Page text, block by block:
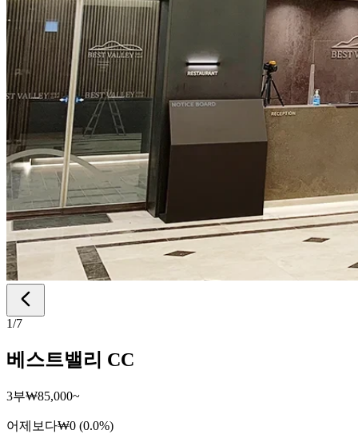
1/7
베스트밸리 CC
3부₩85,000~
어제보다₩0 (0.0%)